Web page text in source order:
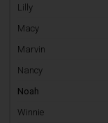
Lilly
Macy
Marvin
Nancy
Noah
Winnie